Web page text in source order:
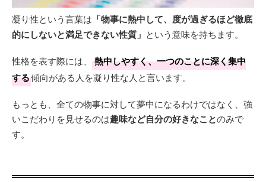
凝り性という言葉は 「物事に熱中して、度が過ぎるほど徹底
的にしないと満足できない性質」 という意味を持ちます。
性格を表す際には、
熱中しやすく、一つのことに深く集中
する傾向がある人を凝り性な人と言います。
もっとも、全ての物事に対して夢中になるわけではなく、強
いこだわりを見せるのは趣味など自分の好きなことのみで
す。